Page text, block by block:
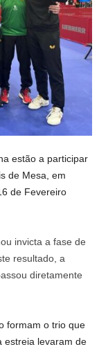
estão a participar
de Mesa, em
de Fevereiro
invicta a fase de
resultado, a
diretamente
formam o trio que
estreia levaram de